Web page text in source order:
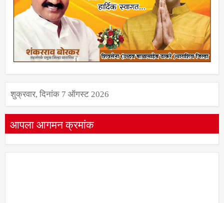
शुक्रवार, दिनांक 7 ऑगस्ट 2026
आपला आगमन क्रमांक